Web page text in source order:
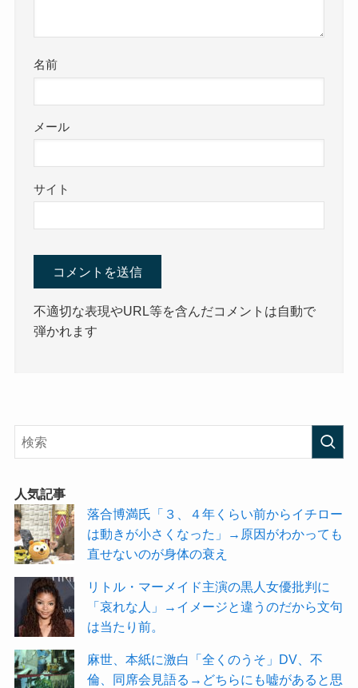
名前
メール
サイト
不適切な表現やURL等を含んだコメントは自動で
弾かれます
人気記事
落合博満氏「３、４年くらい前からイチロー
は動きが小さくなった」→原因がわかっても
直せないのが身体の衰え
リトル・マーメイド主演の黒人女優批判に
「哀れな人」→イメージと違うのだから文句
は当たり前。
麻世、本紙に激白「全くのうそ」DV、不
倫、同席会見語る→どちらにも嘘があると思